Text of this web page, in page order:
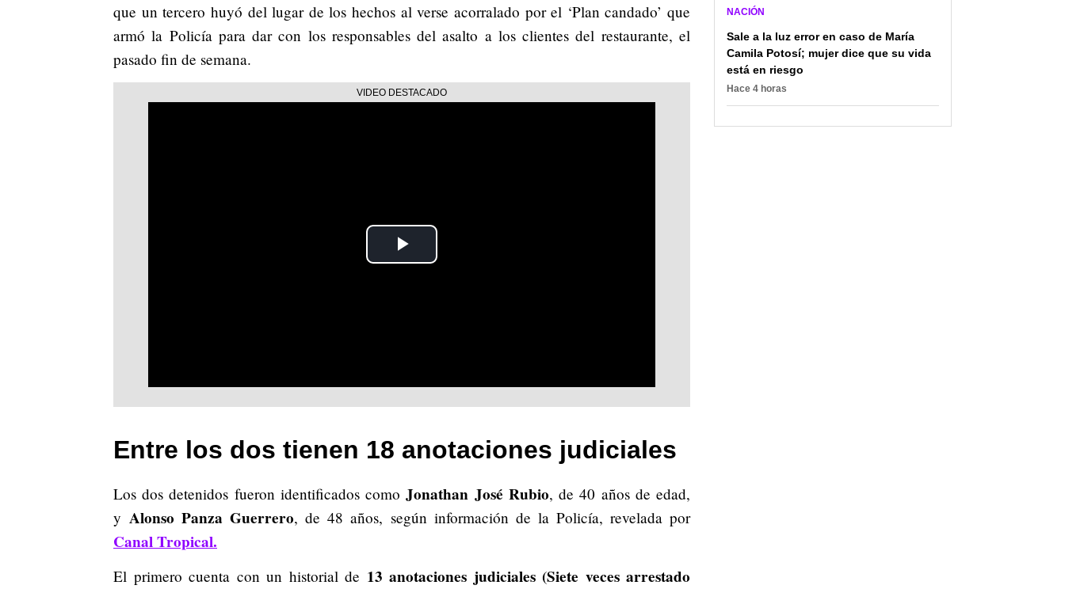
que un tercero huyó del lugar de los hechos al verse acorralado por el ‘Plan candado’ que
armó la Policía para dar con los responsables del asalto a los clientes del restaurante, el
pasado fin de semana.
Play
Entre los dos tienen 18 anotaciones judiciales
Los dos detenidos fueron identificados como Jonathan José Rubio, de 40 años de edad,
y Alonso Panza Guerrero, de 48 años, según información de la Policía, revelada por
Canal Tropical.
El primero cuenta con un historial de 13 anotaciones judiciales (Siete veces arrestado
NACIÓN
Sale a la luz error en caso de María
Camila Potosí; mujer dice que su vida
está en riesgo
Hace 4 horas